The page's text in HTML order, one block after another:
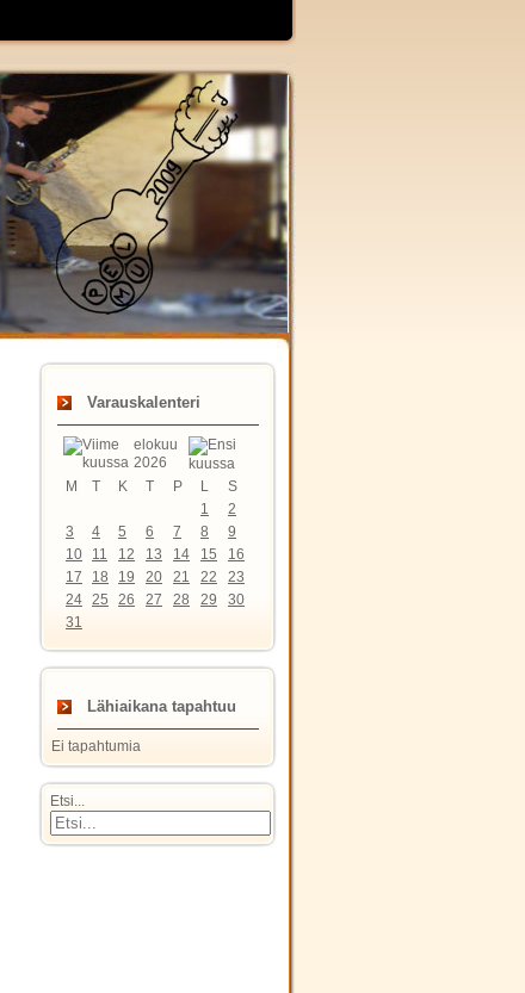
Varauskalenteri
elokuu
2026
M
T K T P L
S
1
2
3
4 5 6 7 8
9
10
11 12 13 14 15
16
17
18 19 20 21 22
23
24 25 26 27 28 29
30
31
Lähiaikana tapahtuu
Ei tapahtumia
Etsi...